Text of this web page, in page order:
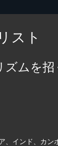
スト
ズムを
、インド、カン